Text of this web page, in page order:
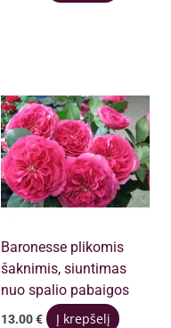
Baronesse plikomis
šaknimis, siuntimas
nuo spalio pabaigos
13.00€ Į krepšelį